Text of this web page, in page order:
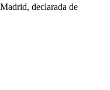
declarada de